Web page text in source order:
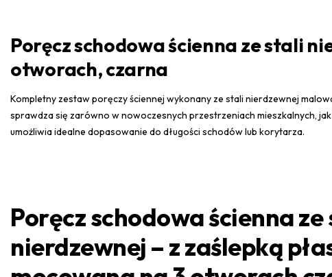
Poręcz schodowa ścienna ze stali
otworach, czarna
Kompletny zestaw poręczy ściennej wykonany ze stali nierdzewnej
sprawdza się zarówno w nowoczesnych przestrzeniach mieszkalnych,
umożliwia idealne dopasowanie do długości schodów lub korytarza.
Poręcz schodowa ścienna
nierdzewnej – z zaślepką